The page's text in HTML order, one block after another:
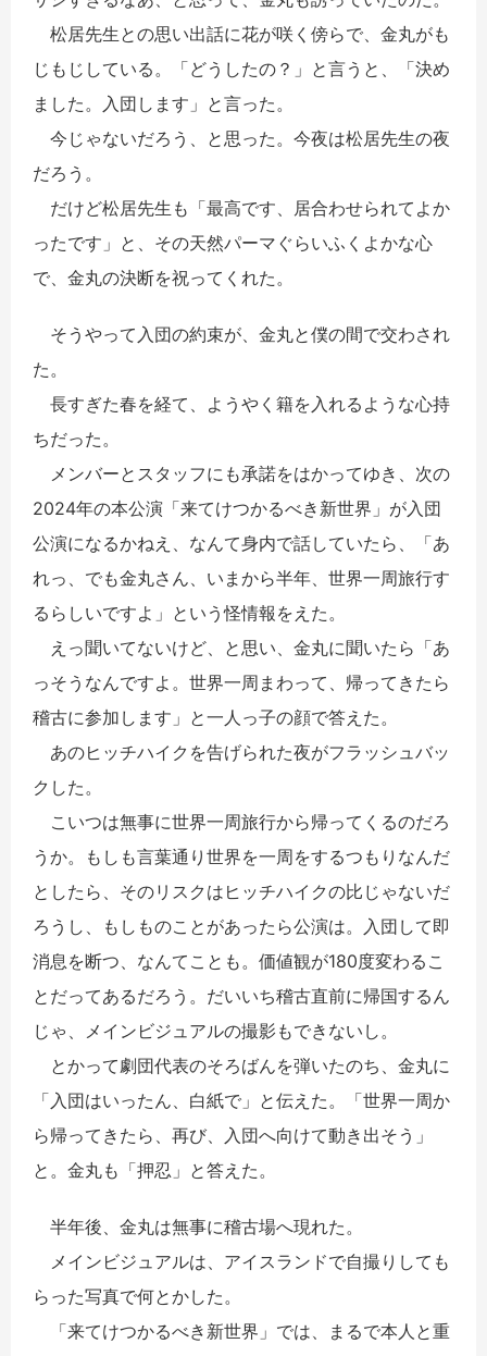
松居先生との思い出話に花が咲く傍らで、金丸がも
じもじしている。「どうしたの？」と言うと、「決め
ました。入団します」と言った。
今じゃないだろう、と思った。今夜は松居先生の夜
だろう。
だけど松居先生も「最高です、居合わせられてよか
ったです」と、その天然パーマぐらいふくよかな心
で、金丸の決断を祝ってくれた。
そうやって入団の約束が、金丸と僕の間で交わされ
た。
長すぎた春を経て、ようやく籍を入れるような心持
ちだった。
メンバーとスタッフにも承諾をはかってゆき、次の
2024年の本公演「来てけつかるべき新世界」が入団
公演になるかねえ、なんて身内で話していたら、「あ
れっ、でも金丸さん、いまから半年、世界一周旅行す
るらしいですよ」という怪情報をえた。
えっ聞いてないけど、と思い、金丸に聞いたら「あ
っそうなんですよ。世界一周まわって、帰ってきたら
稽古に参加します」と一人っ子の顔で答えた。
あのヒッチハイクを告げられた夜がフラッシュバッ
クした。
こいつは無事に世界一周旅行から帰ってくるのだろ
うか。もしも言葉通り世界を一周をするつもりなんだ
としたら、そのリスクはヒッチハイクの比じゃないだ
ろうし、もしものことがあったら公演は。入団して即
消息を断つ、なんてことも。価値観が180度変わるこ
とだってあるだろう。だいいち稽古直前に帰国するん
じゃ、メインビジュアルの撮影もできないし。
とかって劇団代表のそろばんを弾いたのち、金丸に
「入団はいったん、白紙で」と伝えた。「世界一周か
ら帰ってきたら、再び、入団へ向けて動き出そう」
と。金丸も「押忍」と答えた。
半年後、金丸は無事に稽古場へ現れた。
メインビジュアルは、アイスランドで自撮りしても
らった写真で何とかした。
「来てけつかるべき新世界」では、まるで本人と重